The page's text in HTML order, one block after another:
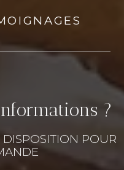
?
POUR